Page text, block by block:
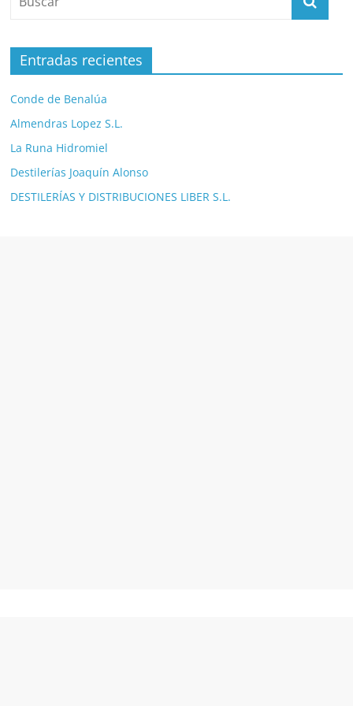
Entradas recientes
Conde de Benalúa
Almendras Lopez S.L.
La Runa Hidromiel
Destilerías Joaquín Alonso
DESTILERÍAS Y DISTRIBUCIONES LIBER S.L.